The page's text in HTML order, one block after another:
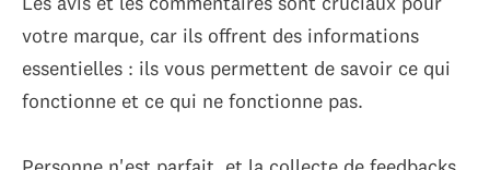
votre marque, car ils offrent des informations
essentielles : ils vous permettent de savoir ce qui
fonctionne et ce qui ne fonctionne pas.